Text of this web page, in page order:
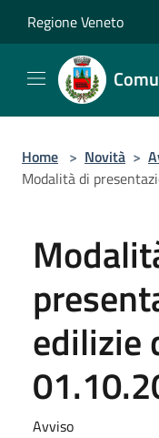
Regione Veneto
Home > Novità >
Modalità di
edilizie
Avviso